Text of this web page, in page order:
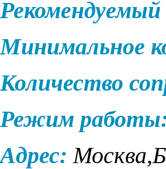
Рекомендуемый
Минимальное
Количество
Режим
Адрес: